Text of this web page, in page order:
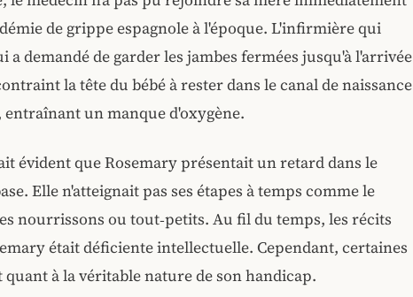
de grippe espagnole à l'époque. L'infirmière qui
a demandé de garder les jambes fermées jusqu'à l'arrivée
la tête du bébé à rester dans le canal de naissance
entraînant un manque d'oxygène.
évident que Rosemary présentait un retard dans le
Elle n'atteignait pas ses étapes à temps comme le
nourrissons ou tout‑petits. Au fil du temps, les récits
était déficiente intellectuelle. Cependant, certaines
à la véritable nature de son handicap.